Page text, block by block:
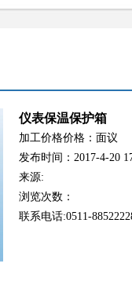
仪表保温保护箱
加工价格价格：面议
发布时间：2017-4-20
来源:
浏览次数：
联系电话:0511-